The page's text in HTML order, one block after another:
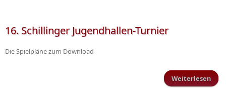
16. Schillinger Jugendhallen-Turnier
Die Spielpläne zum Download
Weiterlesen